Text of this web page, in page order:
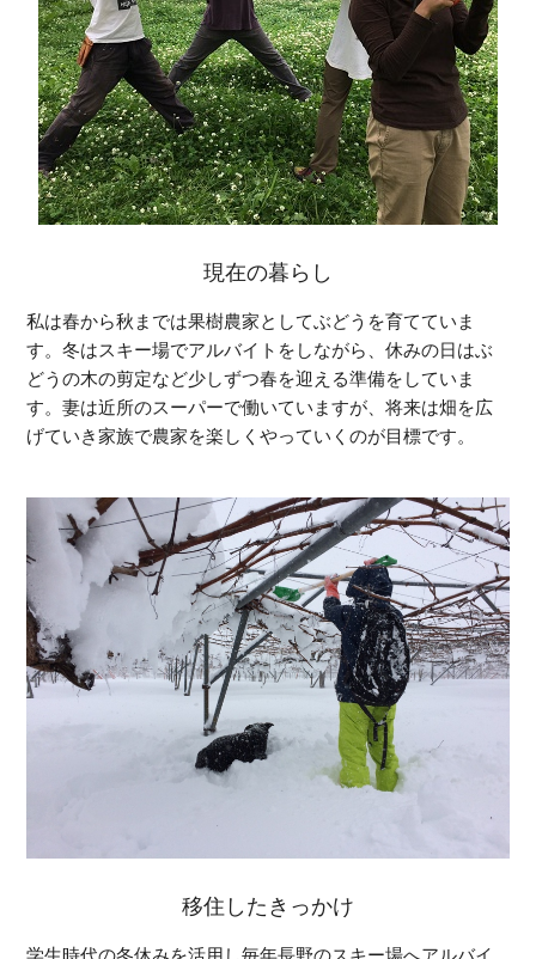
現在の暮らし
私は春から秋までは果樹農家としてぶどうを育てていま
す。冬はスキー場でアルバイトをしながら、休みの日はぶ
どうの木の剪定など少しずつ春を迎える準備をしていま
す。妻は近所のスーパーで働いていますが、将来は畑を広
げていき家族で農家を楽しくやっていくのが目標です。
移住したきっかけ